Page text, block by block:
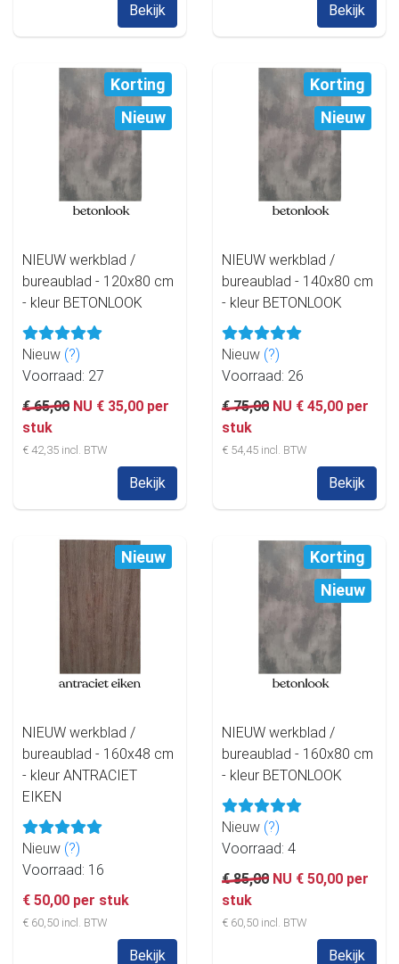
Bekijk Bekijk
Korting
Nieuw
NIEUW werkblad /
bureaublad - 120x80 cm
- kleur BETONLOOK
Nieuw (?)
Voorraad: 27
€ 65,00 NU € 35,00 per
stuk
€ 42,35 incl. BTW
Bekijk
Korting
Nieuw
NIEUW werkblad /
bureaublad - 140x80 cm
- kleur BETONLOOK
Nieuw (?)
Voorraad: 26
€ 75,00 NU € 45,00 per
stuk
€ 54,45 incl. BTW
Bekijk
Nieuw
NIEUW werkblad /
bureaublad - 160x48 cm
- kleur ANTRACIET
EIKEN
Nieuw (?)
Voorraad: 16
€ 50,00 per stuk
€ 60,50 incl. BTW
Bekijk
Korting
Nieuw
NIEUW werkblad /
bureaublad - 160x80 cm
- kleur BETONLOOK
Nieuw (?)
Voorraad: 4
€ 85,00 NU € 50,00 per
stuk
€ 60,50 incl. BTW
Bekijk